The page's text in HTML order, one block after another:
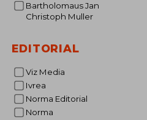
Bartholomaus Jan
Christoph Muller
EDITORIAL
Viz Media
Ivrea
Norma Editorial
Norma